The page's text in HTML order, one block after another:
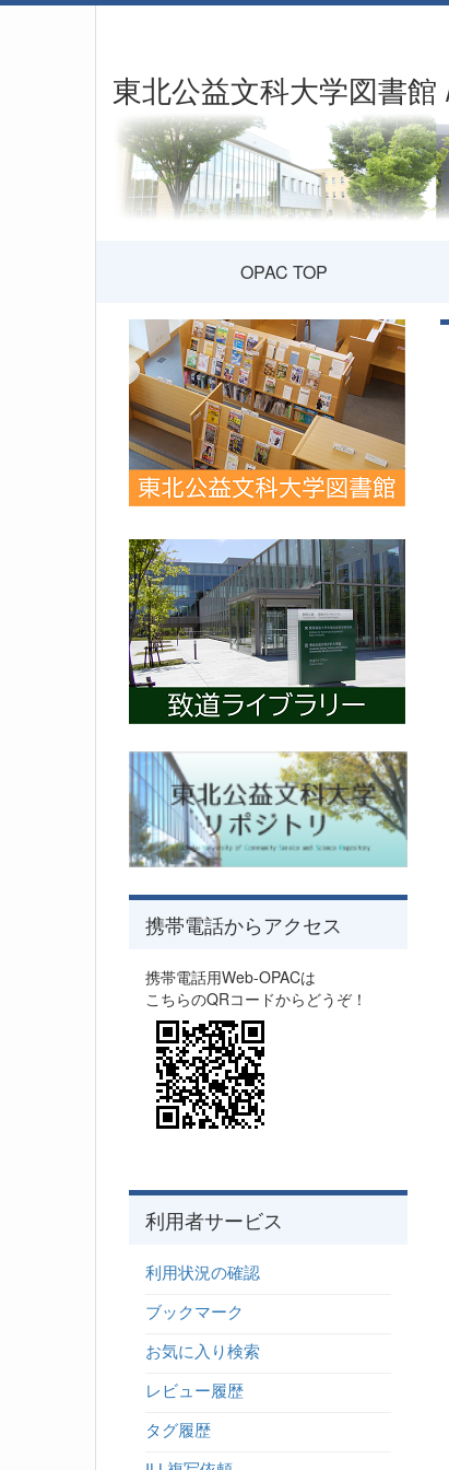
東北公益文科大学図書
OPAC TOP
携帯電話からアクセス
携帯電話用Web-OPACは
こちらのQRコードからどうぞ！
利用者サービス
利用状況の確認
ブックマーク
お気に入り検索
レビュー履歴
タグ履歴